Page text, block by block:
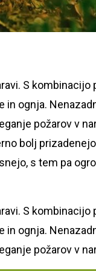
S kombinacijo
ognja.
požarov v
bolj
s tem pa
S kombinacijo
ognja.
požarov v